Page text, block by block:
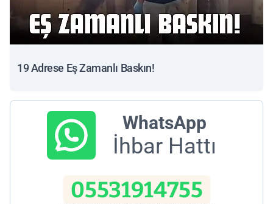
19 Adrese Eş Zamanlı Baskın!
WhatsApp
İhbar Hattı
05531914755